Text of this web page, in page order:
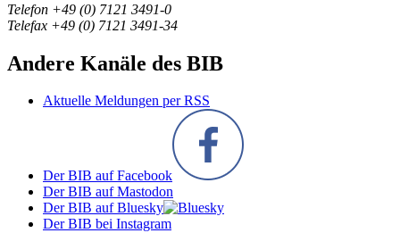
Telefon +49 (0) 7121 3491-0
Telefax +49 (0) 7121 3491-34
Andere Kanäle des BIB
Aktuelle Meldungen per RSS
Der BIB auf Facebook
Der BIB auf Mastodon
Der BIB auf Bluesky
Der BIB bei Instagram